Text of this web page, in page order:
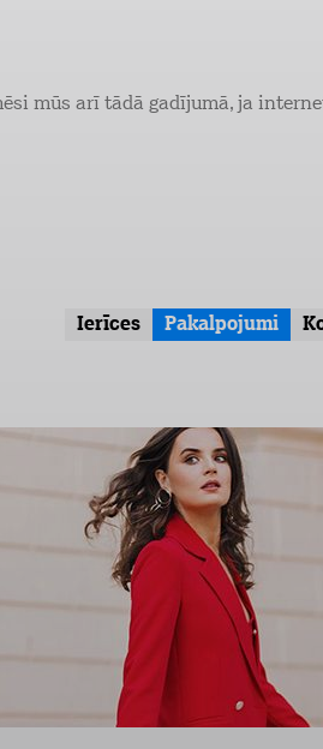
mūs arī tādā gadījumā, ja
Ierīces Pakalpojumi